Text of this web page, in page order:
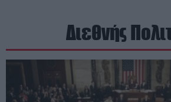
Διεθνής